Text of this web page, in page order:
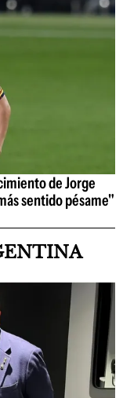
de Jorge
sentido pésame"